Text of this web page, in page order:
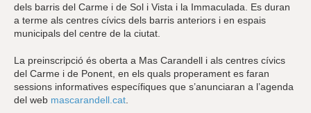
dels barris del Carme i de Sol i Vista i la Immaculada. Es duran
a terme als centres cívics dels barris anteriors i en espais
municipals del centre de la ciutat.
La preinscripció és oberta a Mas Carandell i als centres cívics
del Carme i de Ponent, en els quals properament es faran
sessions informatives específiques que s’anunciaran a l’agenda
del web mascarandell.cat